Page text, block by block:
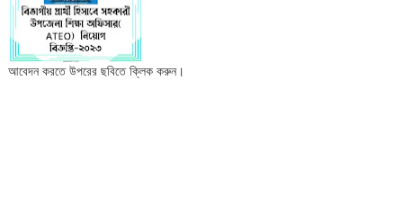
আবেদন করতে উপরের ছবিতে ক্লিক করুন।